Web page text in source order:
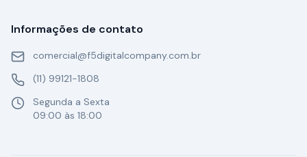
Informações de contato
comercial@f5digitalcompany.com.br
(11) 99121-1808
Segunda a Sexta
09:00 às 18:00